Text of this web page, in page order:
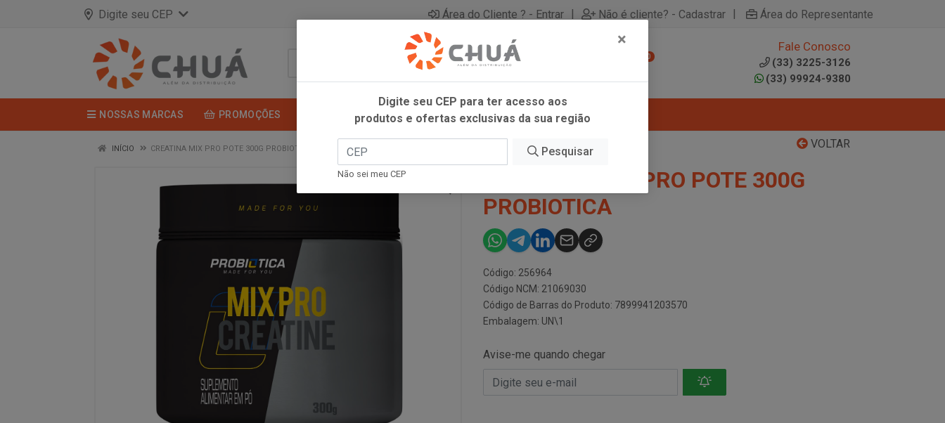
Digite seu CEP Área do Cliente ? - Entrar | Não é cliente? - Cadastrar | Área do Representante
0
Fale Conosco
(33) 3225-3126
(33) 99924-9380
NOSSAS MARCAS PROMOÇÕES
VOLTAR
INÍCIO CREATINA MIX PRO POTE 300G PROBIOTICA
CREATINA MIX PRO POTE 300G
PROBIOTICA
Código: 256964
Código NCM: 21069030
Código de Barras do Produto: 7899941203570
Embalagem: UN\1
Avise-me quando chegar
×
Digite seu CEP para ter acesso aos
produtos e ofertas exclusivas da sua região
Pesquisar
Não sei meu CEP